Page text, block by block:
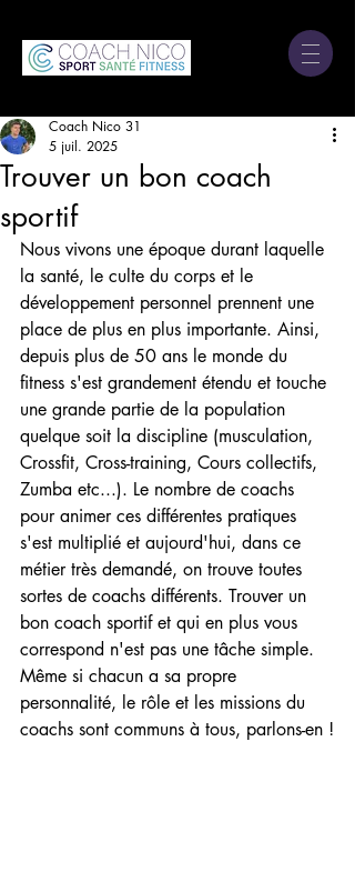
Trouver un bon coach
sportif
Coach Nico 31
5 juil. 2025
Nous vivons une époque durant laquelle
la santé, le culte du corps et le
développement personnel prennent une
place de plus en plus importante. Ainsi,
depuis plus de 50 ans le monde du
fitness s'est grandement étendu et touche
une grande partie de la population
quelque soit la discipline (musculation,
Crossfit, Cross-training, Cours collectifs,
Zumba etc...). Le nombre de coachs
pour animer ces différentes pratiques
s'est multiplié et aujourd'hui, dans ce
métier très demandé, on trouve toutes
sortes de coachs différents. Trouver un
bon coach sportif et qui en plus vous
correspond n'est pas une tâche simple.
Même si chacun a sa propre
personnalité, le rôle et les missions du
coachs sont communs à tous, parlons-en !